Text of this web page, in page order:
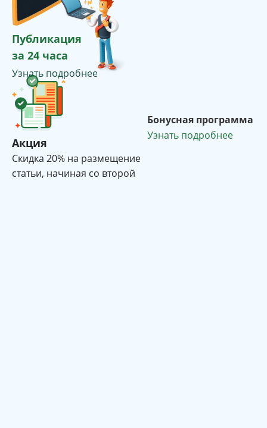
Публикация
за 24 часа
Узнать подробнее
Акция
Cкидка 20% на размещение
статьи, начиная со второй
Бонусная программа
Узнать подробнее